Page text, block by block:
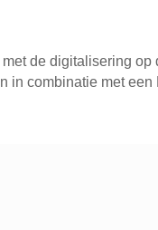
de digitalisering op
in combinatie met